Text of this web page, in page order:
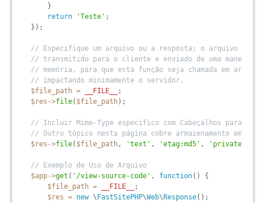
}
return
'Teste' ;
} ) ;
// Especifique um arquivo ou a resposta; o arquivo
// transmitido para o cliente e enviado de uma maneira
// memória, para que esta função seja chamada em
// impactando minimamente o servidor.
$file_path = __FILE__
;
$res ->file( $file_path) ;
// Incluir Mime-Type específico com Cabeçalhos para
// Outro tópico nesta página cobre armazenamento em
$res ->file( $file_path, 'text' , 'etag:md5' , 'private'
// Exemplo de Uso de Arquivo
$app->get ( '/view-source-code' , function( )
{
$file_path = __FILE__
;
$res = new \ FastSitePHP\Web\ Response( ) ;